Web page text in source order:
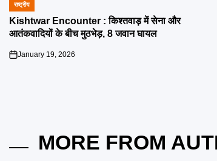
POSTED
IN
राष्ट्रीय
Kishtwar Encounter : किश्तवाड़ में सेना और
आतंकवादियों के बीच मुठभेड़, 8 जवान घायल
on
January 19, 2026
MORE FROM